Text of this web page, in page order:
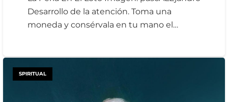
Desarrollo de la atención. Toma una
moneda y consérvala en tu mano el…
SPIRITUAL